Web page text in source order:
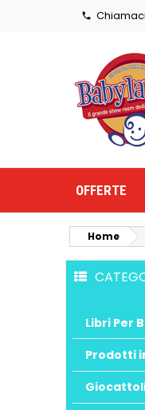

OFFERTE
Home
Libri Per
Prodotti